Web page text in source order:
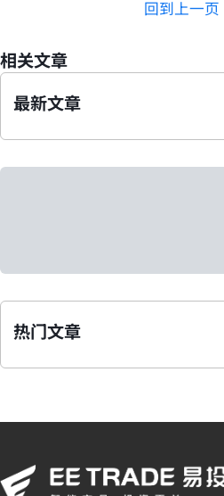
回到上一页
相关文章
最新文章
热门文章